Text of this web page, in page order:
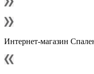
Интернет-магазин